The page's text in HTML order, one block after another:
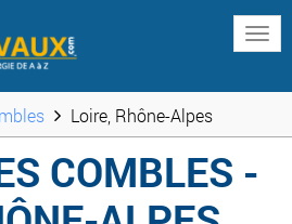
Loire, Rhône-Alpes
COMBLES -